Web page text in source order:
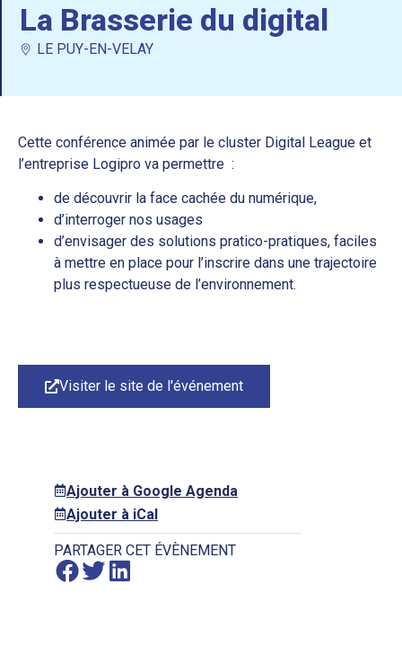
La Brasserie du digital
LE PUY-EN-VELAY
Cette conférence animée par le cluster Digital League et
l’entreprise Logipro va permettre :
de découvrir la face cachée du numérique,
d’interroger nos usages
d’envisager des solutions pratico-pratiques, faciles
à mettre en place pour l’inscrire dans une trajectoire
plus respectueuse de l’environnement.
Visiter le site de l'événement
Ajouter à Google Agenda
Ajouter à iCal
PARTAGER CET ÉVÈNEMENT